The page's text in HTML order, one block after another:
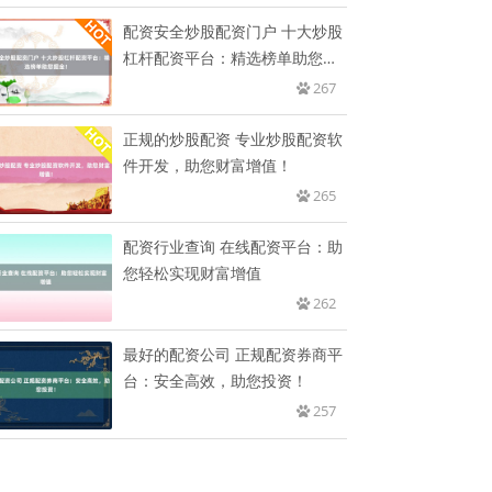
配资安全炒股配资门户 十大炒股
杠杆配资平台：精选榜单助您掘
267
正规的炒股配资 专业炒股配资软
件开发，助您财富增值！
265
配资行业查询 在线配资平台：助
您轻松实现财富增值
262
最好的配资公司 正规配资券商平
台：安全高效，助您投资！
257